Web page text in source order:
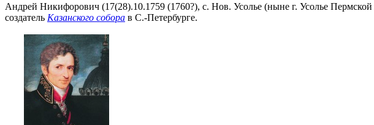
Андрей Никифорович (17(28).10.1759 (1760?), с. Нов. Усолье (ныне г. Усолье
создатель Казанского собора в С.-Петербурге.